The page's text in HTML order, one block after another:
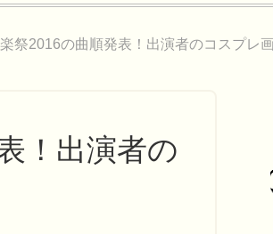
祭2016の曲順発表！出演者のコスプレ
！出演者の